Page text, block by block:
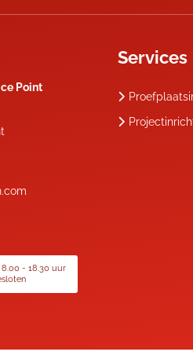
Point
- 18.30 uur
Services